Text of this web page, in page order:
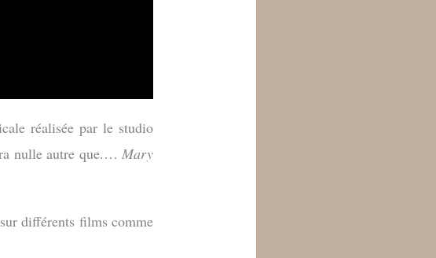
réalisée par le studio
nulle autre que.…Mary
différents films comme